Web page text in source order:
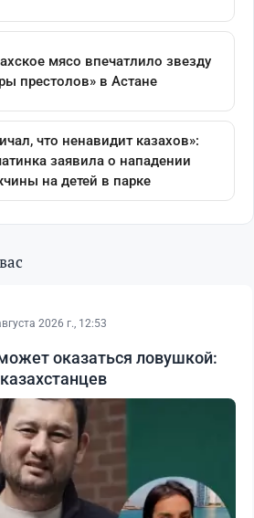
2026 г., 12:53
оказаться ловушкой: